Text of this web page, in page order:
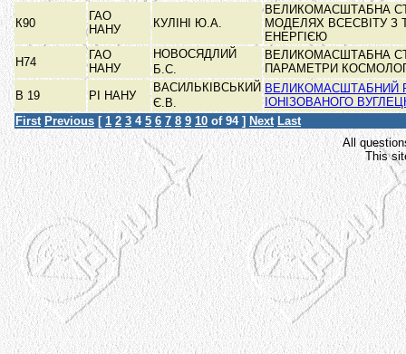
К90
ГАО
НАНУ
КУЛІНІ Ю.А.
ВЕЛИКОМАСШТАБНА
МОДЕЛЯХ ВСЕСВІТУ
ЕНЕРГІЄЮ
Н74
ГАО
НАНУ
НОВОСЯДЛИЙ
Б.С.
ВЕЛИКОМАСШТАБНА
ПАРАМЕТРИ
В 19
РІ НАНУ
ВАСИЛЬКІВСЬКИЙ
Є.В.
ВЕЛИКОМАСШТАБНИЙ
ІОНІЗОВАНОГО
First Previous [ 1 2 3 4 5 6 7 8 9 10 of 94 ] Next Last
All
This